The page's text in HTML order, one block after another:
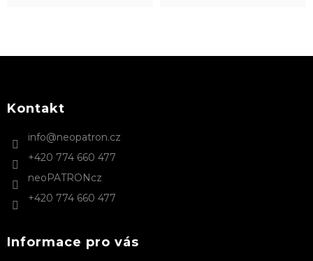
aKontakt
info@neopatron.cz
+420 774 660 477
neoPATRONcz
+420 774 660 477
Informace pro vás